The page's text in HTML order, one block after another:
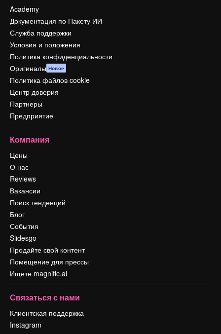
Academy
Документация по Пакету ИИ
Служба поддержки
Условия и положения
Политика конфиденциальности
Оригиналы Новое
Политика файлов cookie
Центр доверия
Партнеры
Предприятие
Компания
Цены
О нас
Reviews
Вакансии
Поиск тенденций
Блог
События
Slidesgo
Продайте свой контент
Помещение для прессы
Ищете magnific.ai
Связаться с нами
Клиентская поддержка
Instagram